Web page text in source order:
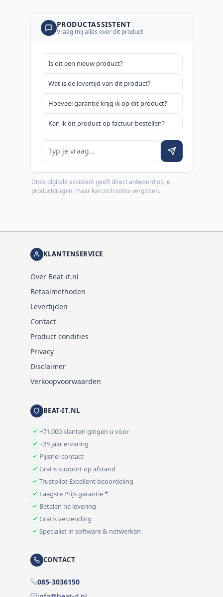
PRODUCTASSISTENT
Vraag mij alles over dit product
Is dit een nieuw product?
Wat is de levertijd van dit product?
Hoeveel garantie krijg ik op dit product?
Kan ik dit product op factuur bestellen?
Je vraag
Onze digitale assistent geeft direct antwoord op je
productvragen, maar kan zich soms vergissen.
KLANTENSERVICE
Over Beat-it.nl
Betaalmethoden
Levertijden
Contact
Product condities
Privacy
Disclaimer
Verkoopvoorwaarden
BEAT-IT.NL
+71.000 klanten gingen u voor
+25 jaar ervaring
Pijlsnel contact
Gratis support op afstand
Trustpilot Excellent beoordeling
Laagste Prijs garantie *
Betalen na levering
Gratis verzending
Specialist in software & netwerken
CONTACT
085-3036150